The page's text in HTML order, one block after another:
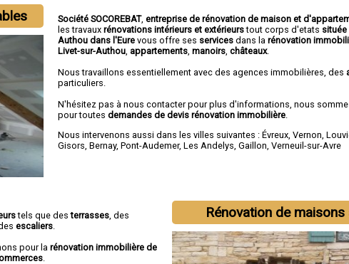
Société SOCOREBAT,entreprise de rénovation de maison et
les travauxrénovations intérieurs et extérieurstout corps d'etats située
Authou dans l'Eurevous offre ses services dans larénovation
Livet-sur-Authou appartements ,manoirs ,châteaux.
Nous travaillons essentiellement avec des agences immobilières, des
particuliers.
N'hésitez pas à nous contacter pour plus d'informations, nous
pour toutesdemandes de devis rénovation immobilière
Nous intervenons aussi dans les villes suivantes :Évreux ,Vernon ,
Gisors ,Bernay,Pont-Audemer,Les Andelys ,Gaillon ,Verneuil-sur-Avre
Rénovation de maisons
tels que desterrasses , des
escaliers
pour la rénovation immobilière de